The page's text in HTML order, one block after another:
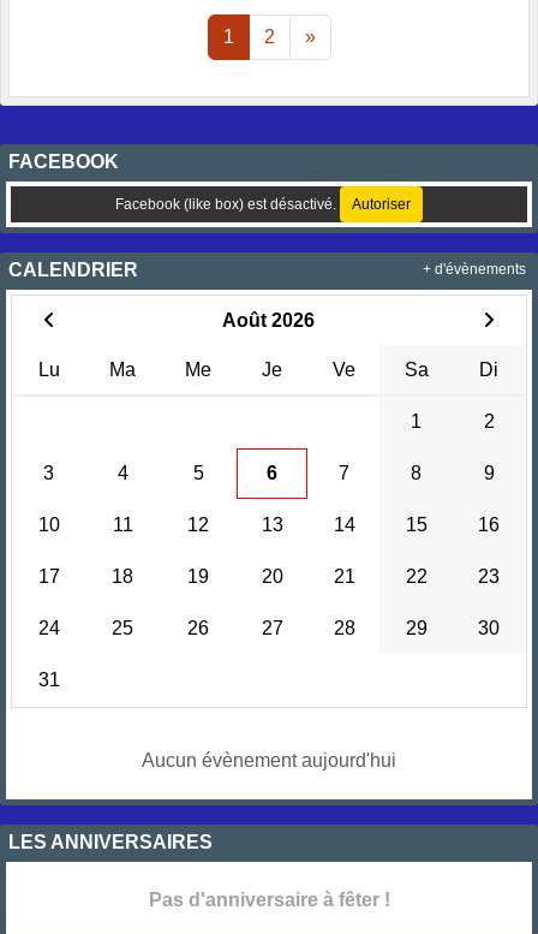
1 2 »
FACEBOOK
Facebook (like box) est désactivé. Autoriser
CALENDRIER
Août 2026
Lu Ma Me Je Ve Sa Di
1 2
3 4 5 6 7 8 9
10 11 12 13 14 15 16
17 18 19 20 21 22 23
24 25 26 27 28 29 30
31
Aucun évènement aujourd'hui
+ d'évènements
LES ANNIVERSAIRES
Pas d'anniversaire à fêter !